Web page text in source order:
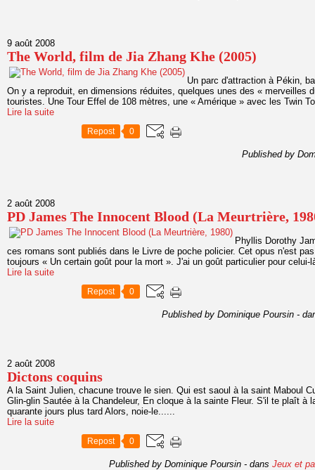
9 août 2008
The World, film de Jia Zhang Khe (2005)
Un parc d'attraction à Pékin,
On y a reproduit, en dimensions réduites, quelques unes des « merveilles
touristes. Une Tour Effel de 108 mètres, une « Amérique » avec les Twin
Lire la suite
Repost 0
Published by
2 août 2008
PD James The Innocent Blood (La Meurtrière,
Phyllis Dorothy
ces romans sont publiés dans le Livre de poche policier. Cet opus n'est
toujours « Un certain goût pour la mort ». J'ai un goût particulier pour
Lire la suite
Repost 0
Published by Dominique Poursin -
2 août 2008
Dictons coquins
A la Saint Julien, chacune trouve le sien. Qui est saoul à la saint Maboul
Glin-glin Sautée à la Chandeleur, En cloque à la sainte Fleur. S'il te plaît à
quarante jours plus tard Alors, noie-le......
Lire la suite
Repost 0
Published by Dominique Poursin - dans Jeux et